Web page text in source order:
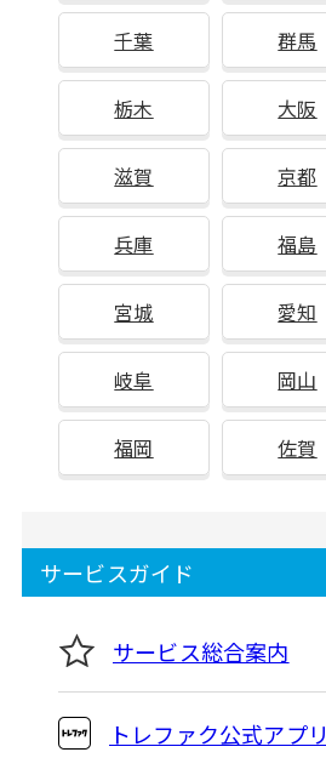
千葉 群馬
栃木 大阪
滋賀 京都
兵庫 福島
宮城 愛知
岐阜 岡山
福岡 佐賀
サービスガイド
サービス総合案内
トレファク公式アプリ